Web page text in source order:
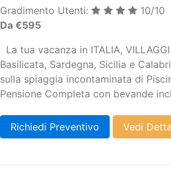
Gradimento Utenti:
10/10
Da €595
La tua vacanza in ITALIA,
Basilicata, Sardegna, Sicilia e
sulla spiaggia incontaminata di
Pensione Completa con bevande
Richiedi Preventivo Vedi